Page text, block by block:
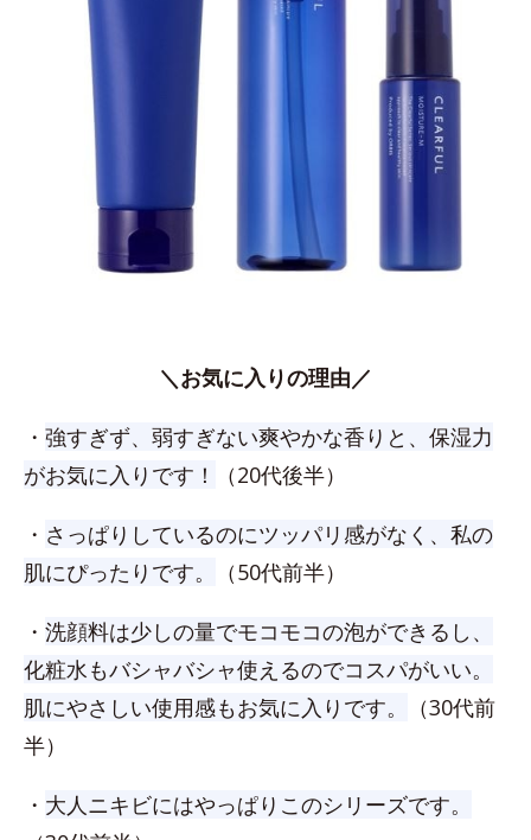
＼お気に入りの理由／
・ 強すぎず、弱すぎない爽やかな香りと、保湿力
がお気に入りです！
（20代後半）
・ さっぱりしているのにツッパリ感がなく、私の
肌にぴったりです。
（50代前半）
・ 洗顔料は少しの量でモコモコの泡ができるし、
化粧水もバシャバシャ使えるのでコスパがいい。
肌にやさしい使用感もお気に入りです。
（30代前
半）
・ 大人ニキビにはやっぱりこのシリーズです。